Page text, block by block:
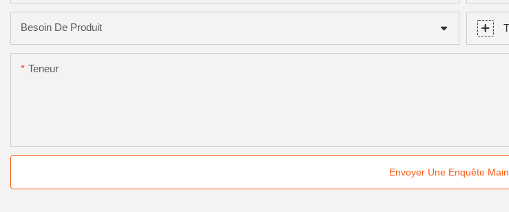
Besoin De Produit
Teneur
Envoyer Une Enquête